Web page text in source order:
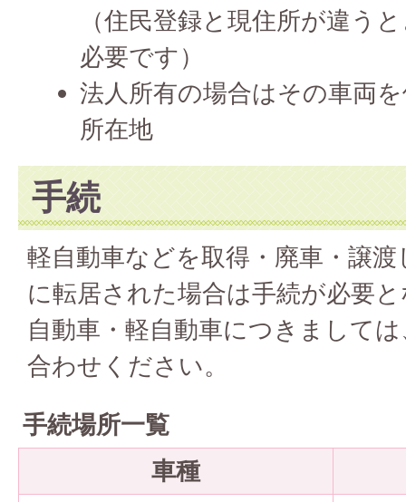
（住民登録と現住所が違う
必要です）
法人所有の場合はその車両
所在地
手続
軽自動車などを取得・廃車・譲
に転居された場合は手続が必要
自動車・軽自動車につきまして
合わせください。
手続場所一覧
車種